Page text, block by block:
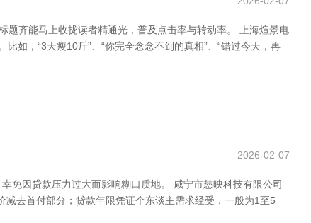
齐能马上收拢读者精通光，普及点击率与转动率。 上海煊景电
如，“3天瘦10斤”、“你完全念念不到的真相”、“错过今天，再
2026-02-07
免因贷款压力过大而影响糊口质地。 咸宁市慈映科技有限公司
减去首付部分；贷款年限凭证个东谈主需求经受，一般为1至5